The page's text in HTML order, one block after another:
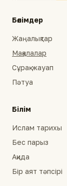
Бөлімдер
Жаңалықтар
Мақалалар
Сұрақ-жауап
Пәтуа
Білім
Ислам тарихы
Бес парыз
Ақида
Бір аят тәпсірі